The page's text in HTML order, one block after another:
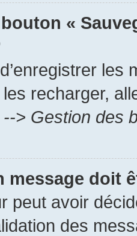
«
recharger,
> Gestion des
message doit
peut avoir
des